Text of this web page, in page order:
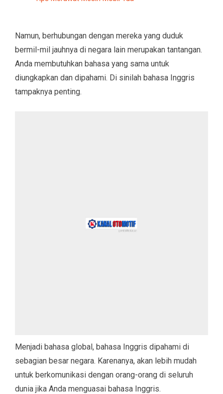
Namun, berhubungan dengan mereka yang duduk
bermil-mil jauhnya di negara lain merupakan tantangan.
Anda membutuhkan bahasa yang sama untuk
diungkapkan dan dipahami. Di sinilah bahasa Inggris
tampaknya penting.
Menjadi bahasa global, bahasa Inggris dipahami di
sebagian besar negara. Karenanya, akan lebih mudah
untuk berkomunikasi dengan orang-orang di seluruh
dunia jika Anda menguasai bahasa Inggris.